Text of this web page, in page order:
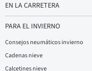
EN LA CARRETERA
PARA EL INVIERNO
Consejos neumáticos invierno
Cadenas nieve
Calcetines nieve